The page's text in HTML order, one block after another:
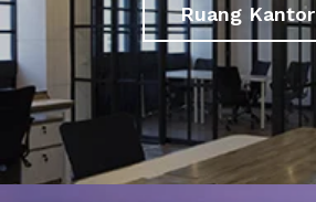
Ruang Kantor